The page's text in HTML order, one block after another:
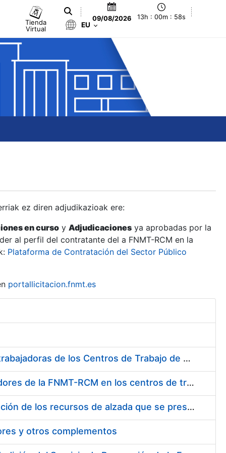
Tienda
Virtual
09/08/2026 13h : 00m : 59s
EU
ez diren adjudikazioak ere:
en curso y Adjudicaciones ya aprobadas por la
al perfil del contratante del a FNMT-RCM en la
Plataforma de Contratación del Sector Público
portallicitacion.fnmt.es
Suministro de Protectores Auditivos a medida para las personas trabajadoras de los Centros de Trabajo de Madrid y Burgos
Suministro de gafas graduadas antiproyecciones para los trabajadores de la FNMT-RCM en los centros de trabajo de Madrid y Burgos
Servicios de una empresa externa para el asesoramiento y resolución de los recursos de alzada que se presentan relacionados con procesos de selección para la FNMT-RCM
y otros complementos